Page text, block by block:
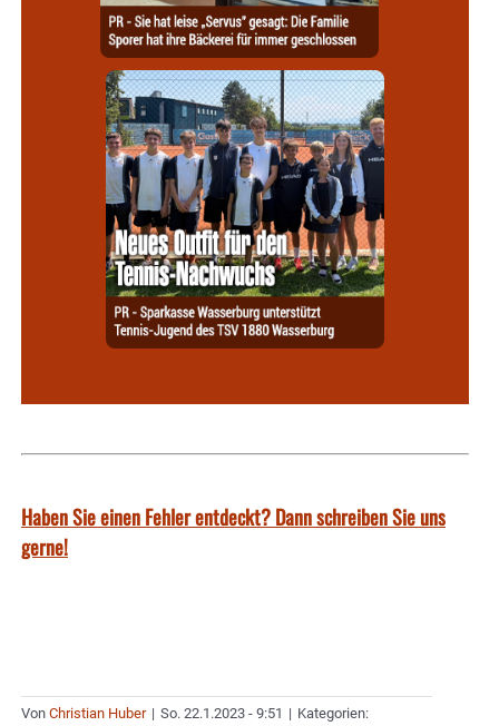
Haben Sie einen Fehler entdeckt? Dann schreiben Sie uns
gerne!
Von Christian Huber | So. 22.1.2023 - 9:51 | Kategorien: